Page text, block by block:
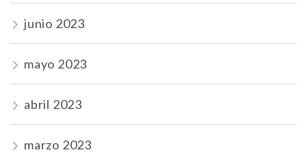
junio 2023
mayo 2023
abril 2023
marzo 2023